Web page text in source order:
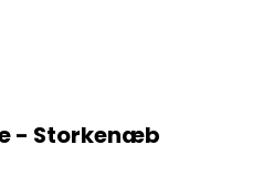
- Storkenæb